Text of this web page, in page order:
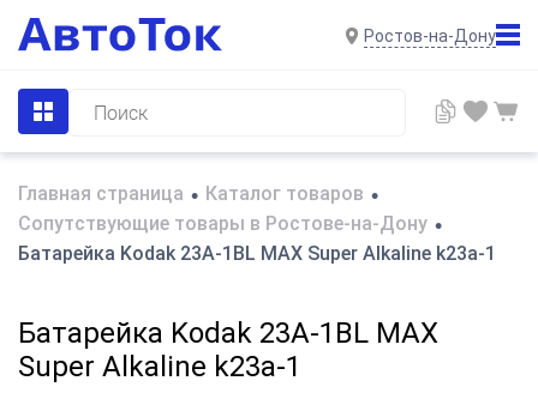
Ростов-на-Дону
Главная страница • Каталог товаров •
Сопутствующие товары в Ростове-на-Дону •
Батарейка Kodak 23A-1BL MAX Super Alkaline k23a-1
Батарейка Kodak 23A-1BL MAX
Super Alkaline k23a-1